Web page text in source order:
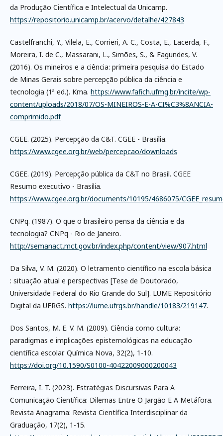
da Produção Científica e Intelectual da Unicamp.
https://repositorio.unicamp.br/acervo/detalhe/427843
Castelfranchi, Y., Vilela, E., Corrieri, A. C., Costa, E., Lacerda, F.,
Moreira, I. de C., Massarani, L., Simões, S., & Fagundes, V.
(2016). Os mineiros e a ciência: primeira pesquisa do Estado
de Minas Gerais sobre percepção pública da ciência e
tecnologia (1ª ed.). Kma. https://www.fafich.ufmg.br/incite/wp-
content/uploads/2018/07/OS-MINEIROS-E-A-CI%C3%8ANCIA-
comprimido.pdf
CGEE. (2025). Percepção da C&T. CGEE - Brasília.
https://www.cgee.org.br/web/percepcao/downloads
CGEE. (2019). Percepção pública da C&T no Brasil. CGEE
Resumo executivo - Brasília.
https://www.cgee.org.br/documents/10195/4686075/
CNPq. (1987). O que o brasileiro pensa da ciência e da
tecnologia? CNPq - Rio de Janeiro.
http://semanact.mct.gov.br/index.php/content/view/907.html
Da Silva, V. M. (2020). O letramento científico na escola básica
: situação atual e perspectivas [Tese de Doutorado,
Universidade Federal do Rio Grande do Sul]. LUME Repositório
Digital da UFRGS. https://lume.ufrgs.br/handle/10183/219147.
Dos Santos, M. E. V. M. (2009). Ciência como cultura:
paradigmas e implicações epistemológicas na educação
científica escolar. Química Nova, 32(2), 1-10.
https://doi.org/10.1590/S0100-40422009000200043
Ferreira, I. T. (2023). Estratégias Discursivas Para A
Comunicação Científica: Dilemas Entre O Jargão E A Metáfora.
Revista Anagrama: Revista Científica Interdisciplinar da
Graduação, 17(2), 1-15.